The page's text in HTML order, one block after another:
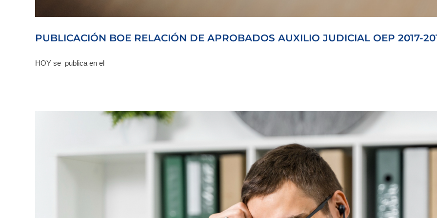
PUBLICACIÓN BOE RELACIÓN DE APROBADOS AUXILIO JUDICIAL OEP 2017-
HOY se publica en el